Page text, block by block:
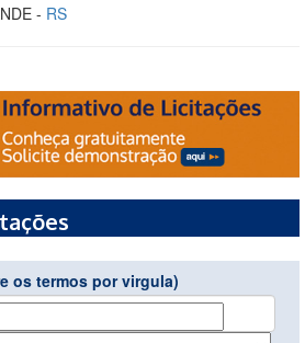
- RS
os termos por virgula)